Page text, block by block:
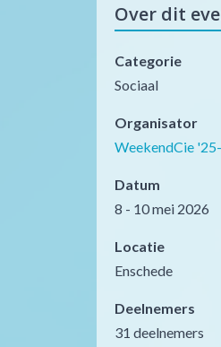
Over dit
Categorie
Sociaal
Organisator
WeekendCie
Datum
8 - 10 mei 2026
Locatie
Enschede
Deelnemers
31 deelnemers